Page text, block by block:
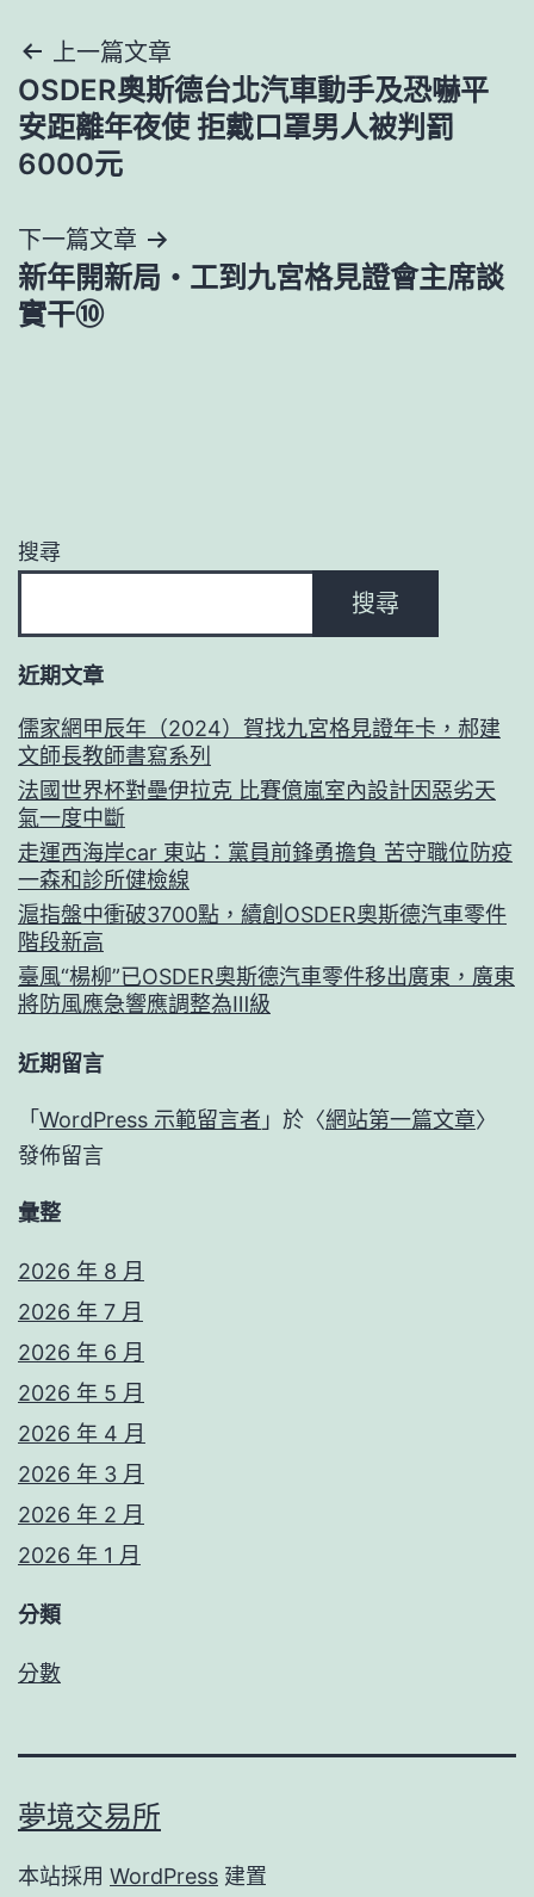
文
章
導
覽
上一篇文章
OSDER奧斯德台北汽車動手及恐嚇平
安距離年夜使 拒戴口罩男人被判罰
6000元
下一篇文章
新年開新局・工到九宮格見證會主席談
實干⑩
搜尋
搜尋
近期文章
儒家網甲辰年（2024）賀找九宮格見證年卡，郝建
文師長教師書寫系列
法國世界杯對壘伊拉克 比賽億嵐室內設計因惡劣天
氣一度中斷
走運西海岸car 東站：黨員前鋒勇擔負 苦守職位防疫
一森和診所健檢線
滬指盤中衝破3700點，續創OSDER奧斯德汽車零件
階段新高
臺風“楊柳”已OSDER奧斯德汽車零件移出廣東，廣東
將防風應急響應調整為Ⅲ級
近期留言
「 WordPress 示範留言者 」於〈網站第一篇文章〉
發佈留言
彙整
2026 年 8 月
2026 年 7 月
2026 年 6 月
2026 年 5 月
2026 年 4 月
2026 年 3 月
2026 年 2 月
2026 年 1 月
分類
分數
夢境交易所
本站採用 WordPress 建置